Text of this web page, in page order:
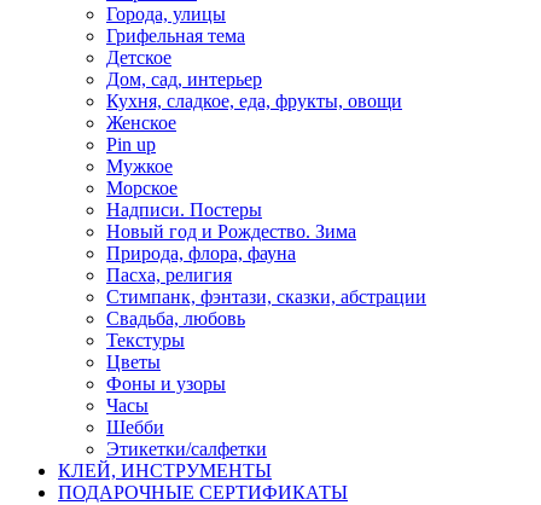
Города, улицы
Грифельная тема
Детское
Дом, сад, интерьер
Кухня, сладкое, еда, фрукты, овощи
Женское
Pin up
Мужкое
Морское
Надписи. Постеры
Новый год и Рождество. Зима
Природа, флора, фауна
Пасха, религия
Стимпанк, фэнтази, сказки, абстрации
Свадьба, любовь
Текстуры
Цветы
Фоны и узоры
Часы
Шебби
Этикетки/салфетки
КЛЕЙ, ИНСТРУМЕНТЫ
ПОДАРОЧНЫЕ СЕРТИФИКАТЫ